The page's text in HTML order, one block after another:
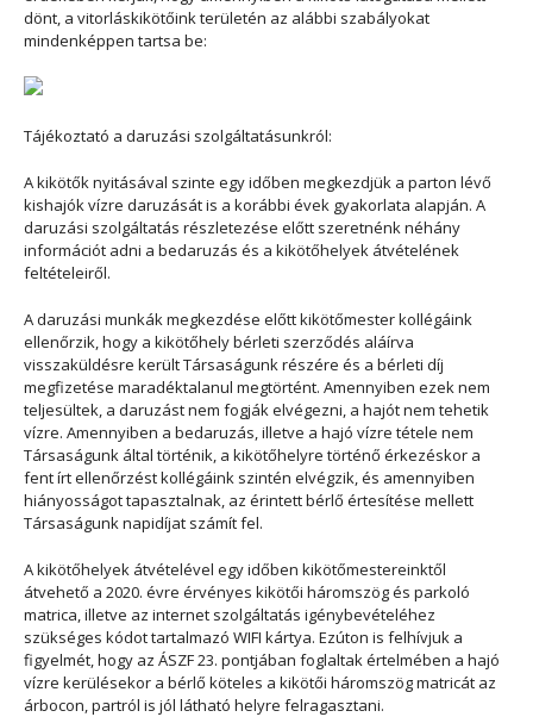
dönt, a vitorláskikötőink területén az alábbi szabályokat
mindenképpen tartsa be:
Tájékoztató a daruzási szolgáltatásunkról:
A kikötők nyitásával szinte egy időben megkezdjük a parton lévő
kishajók vízre daruzását is a korábbi évek gyakorlata alapján. A
daruzási szolgáltatás részletezése előtt szeretnénk néhány
információt adni a bedaruzás és a kikötőhelyek átvételének
feltételeiről.
A daruzási munkák megkezdése előtt kikötőmester kollégáink
ellenőrzik, hogy a kikötőhely bérleti szerződés aláírva
visszaküldésre került Társaságunk részére és a bérleti díj
megfizetése maradéktalanul megtörtént. Amennyiben ezek nem
teljesültek, a daruzást nem fogják elvégezni, a hajót nem tehetik
vízre. Amennyiben a bedaruzás, illetve a hajó vízre tétele nem
Társaságunk által történik, a kikötőhelyre történő érkezéskor a
fent írt ellenőrzést kollégáink szintén elvégzik, és amennyiben
hiányosságot tapasztalnak, az érintett bérlő értesítése mellett
Társaságunk napidíjat számít fel.
A kikötőhelyek átvételével egy időben kikötőmestereinktől
átvehető a 2020. évre érvényes kikötői háromszög és parkoló
matrica, illetve az internet szolgáltatás igénybevételéhez
szükséges kódot tartalmazó WIFI kártya. Ezúton is felhívjuk a
figyelmét, hogy az ÁSZF 23. pontjában foglaltak értelmében a hajó
vízre kerülésekor a bérlő köteles a kikötői háromszög matricát az
árbocon, partról is jól látható helyre felragasztani.